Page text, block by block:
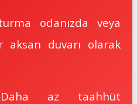
odanızda veya
aksan duvarı olarak
az taahhüt